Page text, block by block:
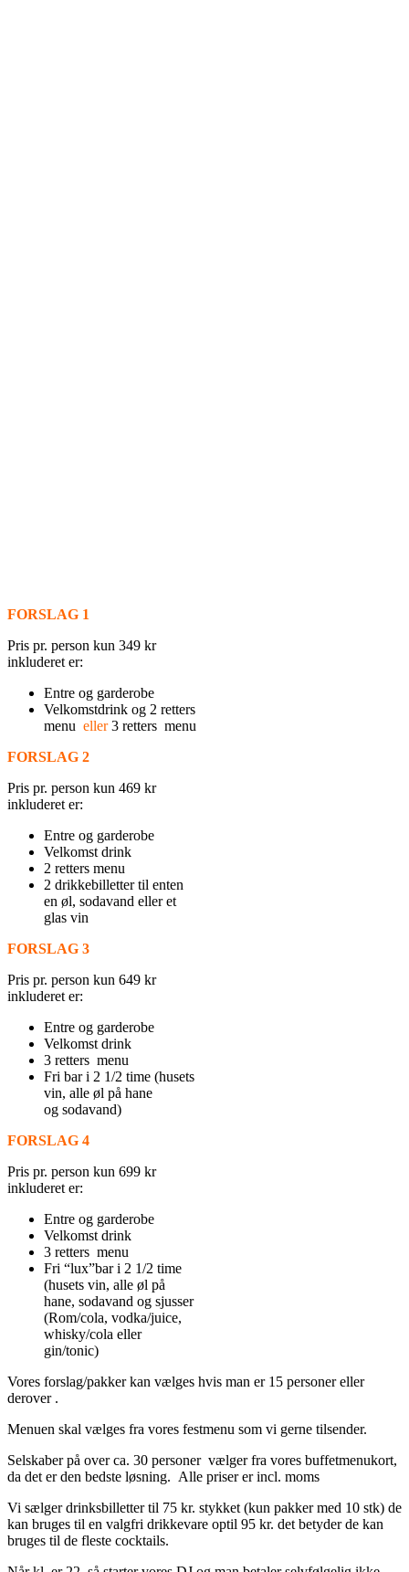
FORSLAG 1
Pris pr. person kun 349 kr
inkluderet er:
Entre og garderobe
Velkomstdrink og 2 retters
menu eller3 retters menu
FORSLAG 2
Pris pr. person kun 469 kr
inkluderet er:
Entre og garderobe
Velkomst drink
2 retters menu
2 drikkebilletter til enten
en øl, sodavand eller et
glas vin
FORSLAG 3
Pris pr. person kun 649 kr
inkluderet er:
Entre og garderobe
Velkomst drink
3 retters menu
Fri bar i 2 1/2 time (husets
vin, alle øl på hane
og sodavand)
FORSLAG 4
Pris pr. person kun 699 kr
inkluderet er:
Entre og garderobe
Velkomst drink
3 retters menu
Fri “lux”bar i 2 1/2 time
(husets vin, alle øl på
hane, sodavand og sjusser
(Rom/cola, vodka/juice,
whisky/cola eller
gin/tonic)
Vores forslag/pakker kan vælges hvis man er 15 personer eller
derover .
Menuen skal vælges fra vores festmenu som vi gerne tilsender.
Selskaber på over ca. 30 personer vælger fra vores buffetmenukort,
da det er den bedste løsning. Alle priser er incl. moms
Vi sælger drinksbilletter til 75 kr. stykket (kun pakker med 10 stk) de
kan bruges til en valgfri drikkevare optil 95 kr. det betyder de kan
bruges til de fleste cocktails.